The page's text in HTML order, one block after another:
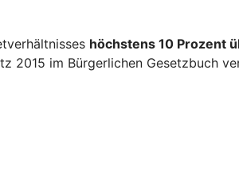
höchstens 10 Prozent
2015 im Bürgerlichen Gesetzbuch